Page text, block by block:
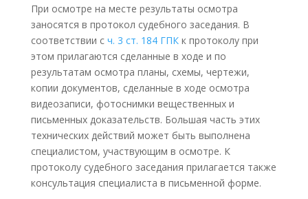
При осмотре на месте результаты осмотра
заносятся в протокол судебного заседания. В
соответствии с ч. 3 ст. 184 ГПКк протоколу при
этом прилагаются сделанные в ходе и по
результатам осмотра планы, схемы, чертежи,
копии документов, сделанные в ходе осмотра
видеозаписи, фотоснимки вещественных и
письменных доказательств. Большая часть этих
технических действий может быть выполнена
специалистом, участвующим в осмотре. К
протоколу судебного заседания прилагается также
консультация специалиста в письменной форме.